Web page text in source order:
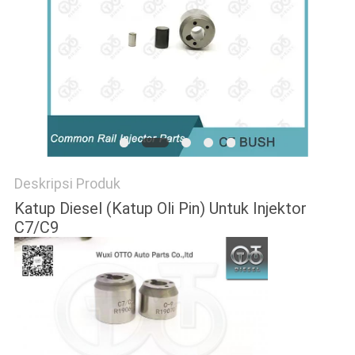
Deskripsi Produk
Katup Diesel (Katup Oli Pin) Untuk Injektor
C7/C9